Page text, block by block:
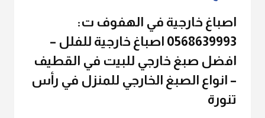
الخارج
اصباغ خارجية في الهفوف ت:
0568639993 اصباغ خارجية للفلل –
افضل صبغ خارجي للبيت في القطيف
– انواع الصبغ الخارجي للمنزل في رأس
تنورة